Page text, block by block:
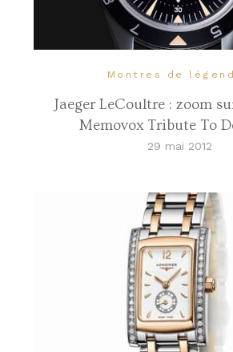
Montres de
Jaeger LeCoultre : zoom
Memovox Tribute To
29 mai 2012